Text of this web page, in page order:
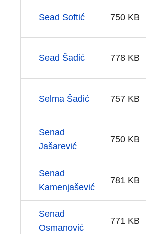
Sead Softić 750 KB
Sead Šadić 778 KB
Selma Šadić 757 KB
Senad
Jašarević
750 KB
Senad
Kamenjašević
781 KB
Senad
Osmanović
771 KB